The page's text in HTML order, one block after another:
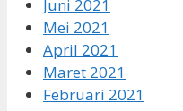
Juni 2021
Mei 2021
April 2021
Maret 2021
Februari 2021